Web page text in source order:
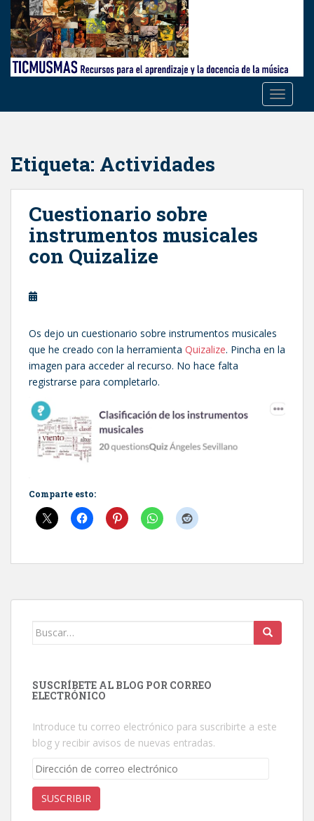
Etiqueta: Actividades
Cuestionario sobre
instrumentos musicales
con Quizalize
Os dejo un cuestionario sobre instrumentos musicales
que he creado con la herramienta Quizalize. Pincha en la
imagen para acceder al recurso. No hace falta
registrarse para completarlo.
Comparte esto:
Buscar:
SUSCRÍBETE AL BLOG POR CORREO
ELECTRÓNICO
Introduce tu correo electrónico para suscribirte a este
blog y recibir avisos de nuevas entradas.
Dirección
correo
electrónico
SUSCRIBIR